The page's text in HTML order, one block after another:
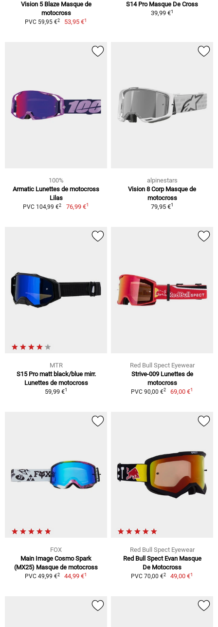
Vision 5 Blaze Masque de
motocross
PVC 59,95 €2 53,95 €1
S14 Pro Masque De Cross
39,99 €1
100%
Armatic Lunettes de motocross
Lilas
PVC 104,99 €2 76,99 €1
alpinestars
Vision 8 Corp Masque de
motocross
79,95 €1
MTR
S15 Pro matt black/blue mirr.
Lunettes de motocross
59,99 €1
Red Bull Spect Eyewear
Strive-009 Lunettes de
motocross
PVC 90,00 €2 69,00 €1
FOX
Main Image Cosmo Spark
(MX25) Masque de motocross
PVC 49,99 €2 44,99 €1
Red Bull Spect Eyewear
Red Bull Spect Evan Masque
De Motocross
PVC 70,00 €2 49,00 €1